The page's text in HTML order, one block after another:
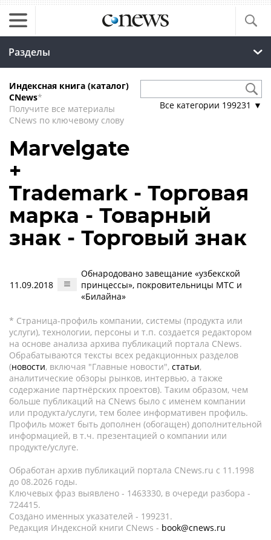
Разделы
Индексная книга (каталог)
CNews*
Получите все материалы
CNews по ключевому слову
Все категории 199231 ▼
Marvelgate
+
Trademark - Торговая
марка - Товарный
знак - Торговый знак
11.09.2018
Обнародовано завещание «узбекской
принцессы», покровительницы МТС и
«Билайна»
* Страница-профиль компании, системы (продукта или
услуги), технологии, персоны и т.п. создается редактором
на основе анализа архива публикаций портала CNews.
Обрабатываются тексты всех редакционных разделов
(новости, включая "Главные новости", статьи,
аналитические обзоры рынков, интервью, а также
содержание партнёрских проектов). Таким образом, чем
больше публикаций на CNews было с именем компании
или продукта/услуги, тем более информативен профиль.
Профиль может быть дополнен (обогащен) дополнительной
информацией, в т.ч. презентацией о компании или
продукте/услуге.
Обработан архив публикаций портала CNews.ru c 11.1998
до 08.2026 годы.
Ключевых фраз выявлено - 1463330, в очереди разбора -
724415.
Создано именных указателей - 199231.
Редакция Индексной книги CNews - book@cnews.ru